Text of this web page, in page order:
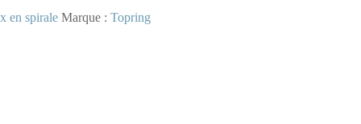
en spirale Marque : Topring